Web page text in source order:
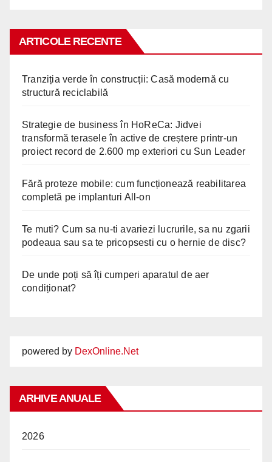
ARTICOLE RECENTE
Tranziția verde în construcții: Casă modernă cu
structură reciclabilă
Strategie de business în HoReCa: Jidvei
transformă terasele în active de creștere printr-un
proiect record de 2.600 mp exteriori cu Sun Leader
Fără proteze mobile: cum funcționează reabilitarea
completă pe implanturi All-on
Te muti? Cum sa nu-ti avariezi lucrurile, sa nu zgarii
podeaua sau sa te pricopsesti cu o hernie de disc?
De unde poți să îți cumperi aparatul de aer
condiționat?
powered by DexOnline.Net
ARHIVE ANUALE
2026